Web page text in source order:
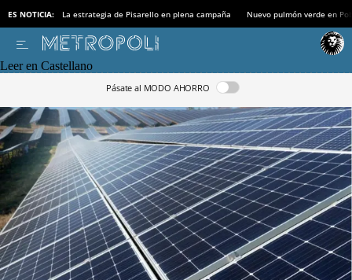
ES NOTICIA: La estrategia de Pisarello en plena campaña Nuevo pulmón verde en
Leer en Castellano
Pásate al MODO AHORRO